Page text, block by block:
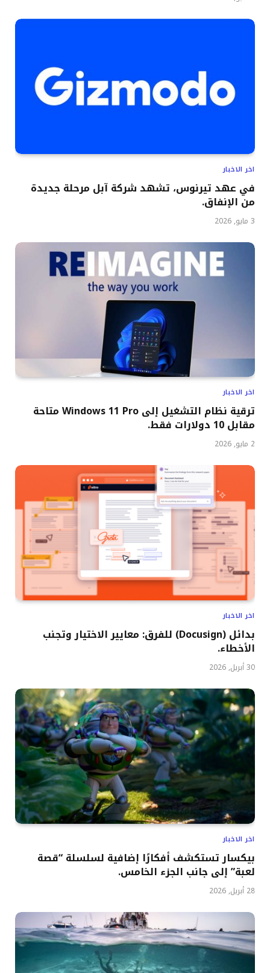
اخر الاخبار
في عهد تيرنوس، تشهد شركة آبل مرحلة جديدة
من الإنفاق.
3 مايو, 2026
اخر الاخبار
ترقية نظام التشغيل إلى Windows 11 Pro متاحة
مقابل 10 دولارات فقط.
2 مايو, 2026
اخر الاخبار
بدائل (Docusign) للفرق: معايير الاختيار وتجنب
الأخطاء.
30 أبريل, 2026
اخر الاخبار
بيكسار تستكشف أفكارًا إضافية لسلسلة “قصة
لعبة” إلى جانب الجزء الخامس.
28 أبريل, 2026